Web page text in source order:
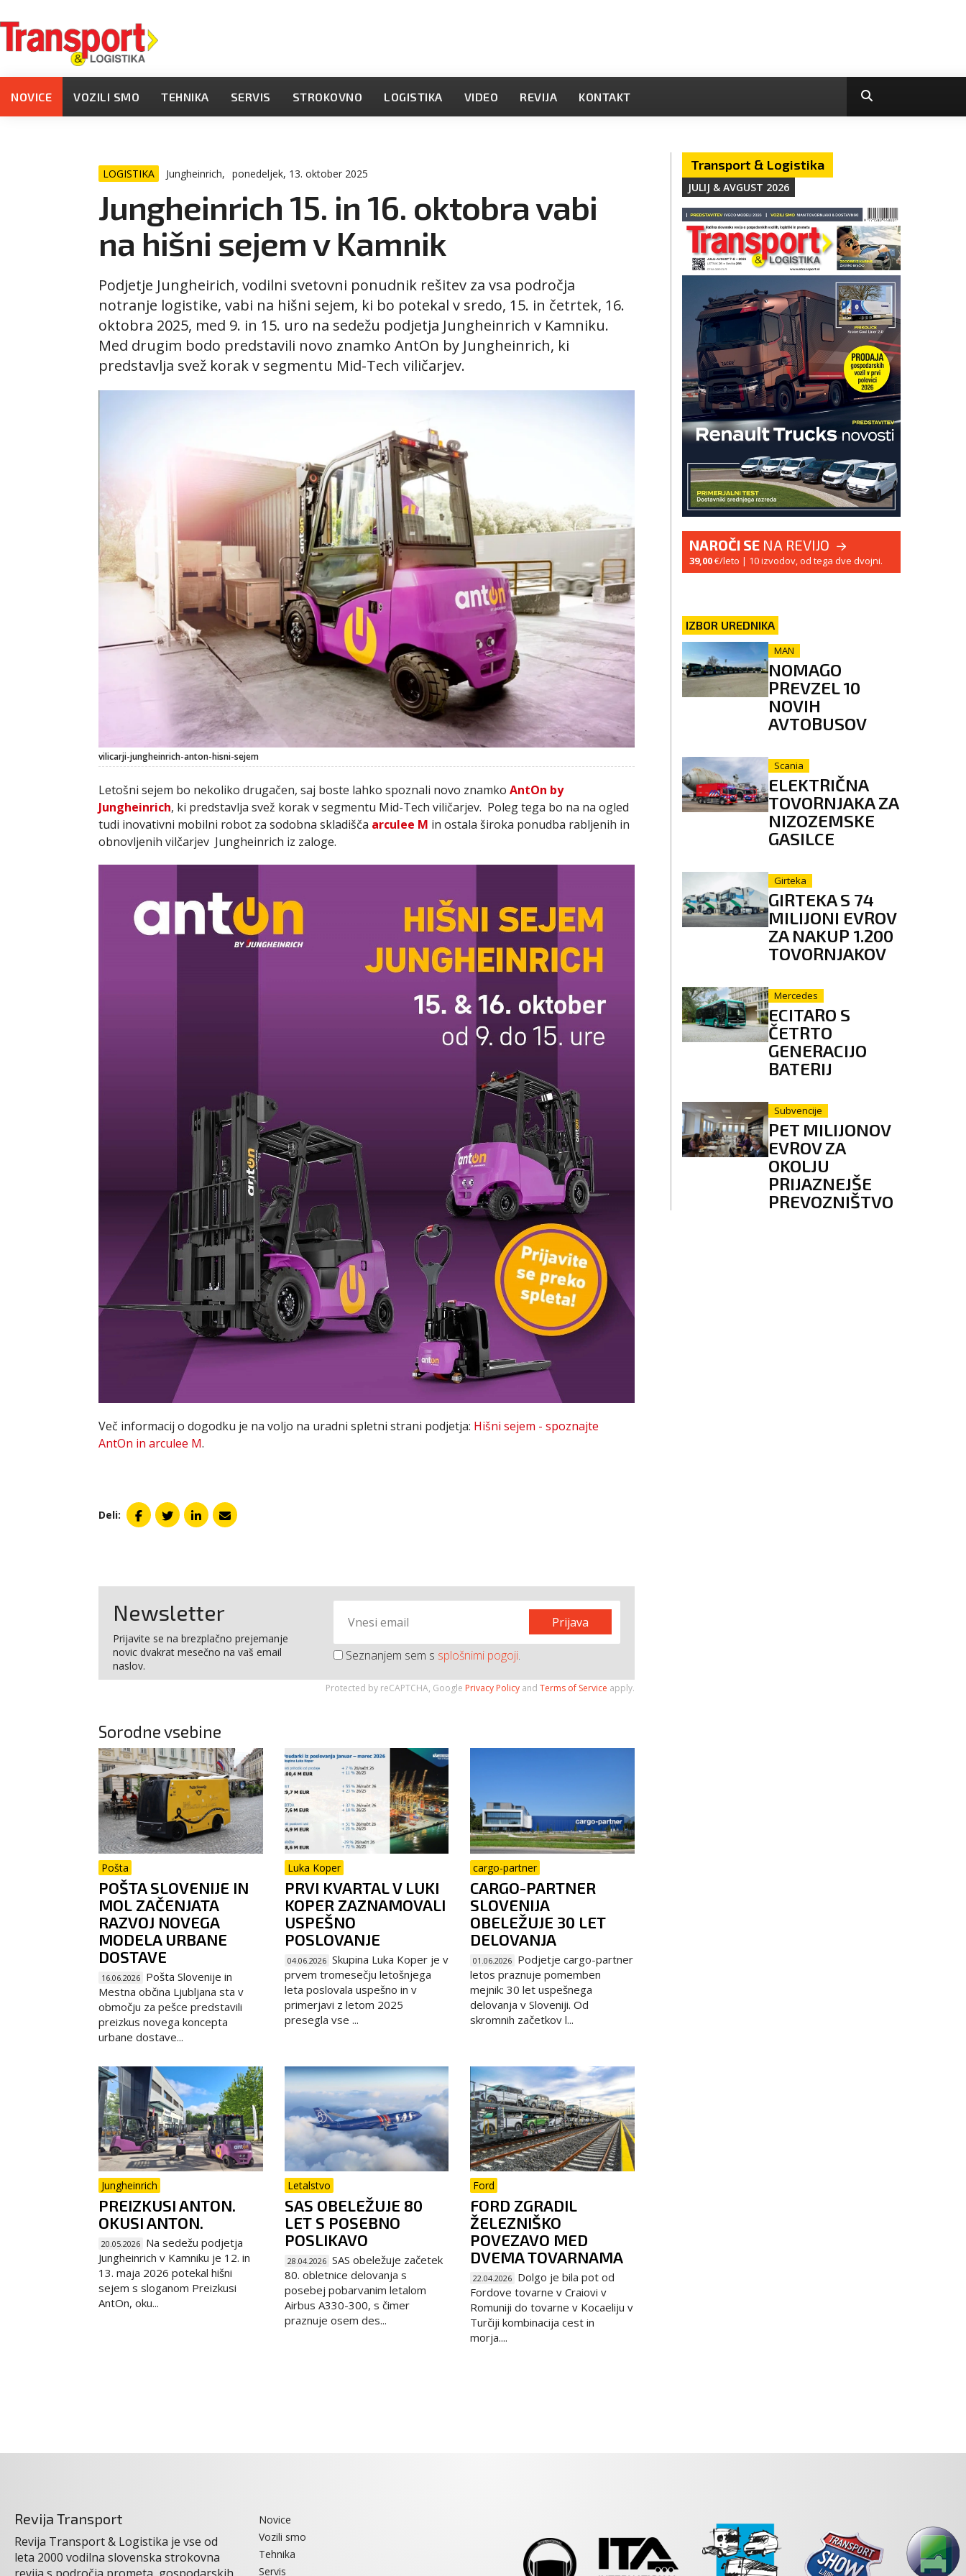
NOVICE VOZILI SMO TEHNIKA SERVIS STROKOVNO LOGISTIKA VIDEO REVIJA KONTAKT
LOGISTIKA Jungheinrich, ponedeljek, 13. oktober 2025
Jungheinrich 15. in 16. oktobra vabi
na hišni sejem v Kamnik
Podjetje Jungheirich, vodilni svetovni ponudnik rešitev za vsa področja
notranje logistike, vabi na hišni sejem, ki bo potekal v sredo, 15. in četrtek, 16.
oktobra 2025, med 9. in 15. uro na sedežu podjetja Jungheinrich v Kamniku.
Med drugim bodo predstavili novo znamko AntOn by Jungheinrich, ki
predstavlja svež korak v segmentu Mid-Tech viličarjev.
vilicarji-jungheinrich-anton-hisni-sejem
Letošni sejem bo nekoliko drugačen, saj boste lahko spoznali novo znamko AntOn by
Jungheinrich, ki predstavlja svež korak v segmentu Mid-Tech viličarjev. Poleg tega bo na na ogled
tudi inovativni mobilni robot za sodobna skladišča arculee M in ostala široka ponudba rabljenih in
obnovljenih vilčarjev Jungheinrich iz zaloge.
Več informacij o dogodku je na voljo na uradni spletni strani podjetja: Hišni sejem - spoznajte
AntOn in arculee M.
Deli:
Newsletter
Prijavite se na brezplačno prejemanje
novic dvakrat mesečno na vaš email
naslov.
Prijava
Seznanjem sem s splošnimi pogoji.
Protected by reCAPTCHA, Google Privacy Policy andTerms of Service apply.
Sorodne vsebine
Pošta
POŠTA SLOVENIJE IN
MOL ZAČENJATA
RAZVOJ NOVEGA
MODELA URBANE
DOSTAVE
16.06.2026
Pošta Slovenije in
Mestna občina Ljubljana sta v
območju za pešce predstavili
preizkus novega koncepta
urbane dostave...
Luka Koper
PRVI KVARTAL V LUKI
KOPER ZAZNAMOVALI
USPEŠNO
POSLOVANJE
04.06.2026 Skupina Luka Koper je v
prvem tromesečju letošnjega
leta poslovala uspešno in v
primerjavi z letom 2025
presegla vse ...
cargo-partner
CARGO-PARTNER
SLOVENIJA
OBELEŽUJE 30 LET
DELOVANJA
01.06.2026 Podjetje cargo-partner
letos praznuje pomemben
mejnik: 30 let uspešnega
delovanja v Sloveniji. Od
skromnih začetkov l...
Jungheinrich
PREIZKUSI ANTON.
OKUSI ANTON.
20.05.2026
Na sedežu podjetja
Jungheinrich v Kamniku je 12. in
13. maja 2026 potekal hišni
sejem s sloganom Preizkusi
AntOn, oku...
Letalstvo
SAS OBELEŽUJE 80
LET S POSEBNO
POSLIKAVO
28.04.2026 SAS obeležuje začetek
80. obletnice delovanja s
posebej pobarvanim letalom
Airbus A330-300, s čimer
praznuje osem des...
Ford
FORD ZGRADIL
ŽELEZNIŠKO
POVEZAVO MED
DVEMA TOVARNAMA
22.04.2026 Dolgo je bila pot od
Fordove tovarne v Craiovi v
Romuniji do tovarne v Kocaeliju v
Turčiji kombinacija cest in
morja....
Transport & Logistika
JULIJ & AVGUST 2026
NAROČI SE NA REVIJO
39,00€/leto | 10 izvodov, od tega dve dvojni.
IZBOR UREDNIKA
MAN
NOMAGO
PREVZEL 10
NOVIH
AVTOBUSOV
Scania
ELEKTRIČNA
TOVORNJAKA ZA
NIZOZEMSKE
GASILCE
Girteka
GIRTEKA S 74
MILIJONI EVROV
ZA NAKUP 1.200
TOVORNJAKOV
Mercedes
ECITARO S
ČETRTO
GENERACIJO
BATERIJ
Subvencije
PET MILIJONOV
EVROV ZA
OKOLJU
PRIJAZNEJŠE
PREVOZNIŠTVO
Revija Transport
Revija Transport & Logistika je vse od
leta 2000 vodilna slovenska strokovna
Novice
Vozili smo
Tehnika
Servis